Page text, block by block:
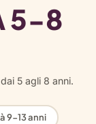
5-8
5 agli 8 anni.
9-13 anni